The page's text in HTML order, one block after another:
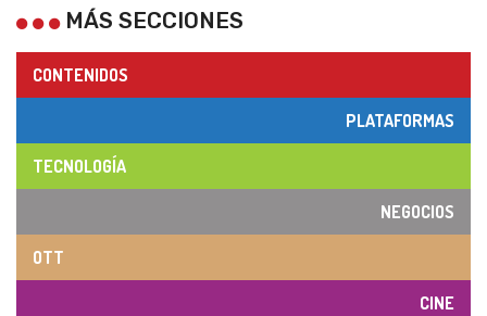
MÁS SECCIONES
CONTENIDOS
PLATAFORMAS
TECNOLOGÍA
NEGOCIOS
OTT
CINE